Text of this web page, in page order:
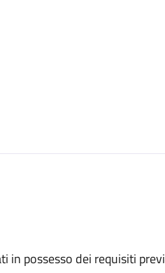
in possesso dei requisiti